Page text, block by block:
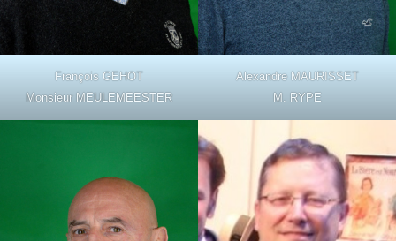
François GEHOT
Monsieur MEULEMEESTER
Alexandre MAURISSET
M. RYPE